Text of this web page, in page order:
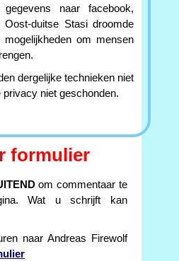
naar facebook,
duitse Stasi droomde
om mensen
dergelijke technieken niet
niet geschonden.
formulier
om commentaar te
Wat u schrijft kan
naar Andreas Firewolf